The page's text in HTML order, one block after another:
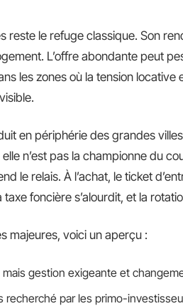
reste le refuge classique. Son
L’offre abondante peut
les zones où la tension locative
en périphérie des grandes
n’est pas la championne du
le relais. À l’achat, le ticket
taxe foncière s’alourdit, et la
majeures, voici un aperçu :
gestion exigeante et
recherché par les primo-